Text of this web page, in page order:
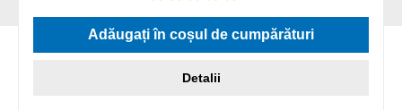
Evaluarea medie de 5 din 5 stele
Adăugați în coșul de cumpărături
Detalii